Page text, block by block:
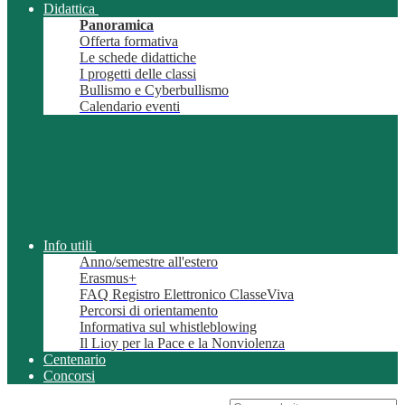
Didattica
Panoramica
Offerta formativa
Le schede didattiche
I progetti delle classi
Bullismo e Cyberbullismo
Calendario eventi
Info utili
Anno/semestre all'estero
Erasmus+
FAQ Registro Elettronico ClasseViva
Percorsi di orientamento
Informativa sul whistleblowing
Il Lioy per la Pace e la Nonviolenza
Centenario
Concorsi